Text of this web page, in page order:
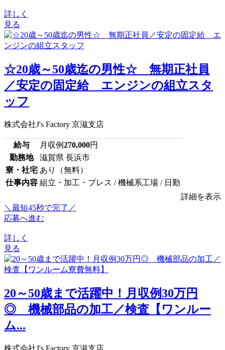
詳しく
見る
☆20歳～50歳迄の男性☆ 無期正社員
／安定の固定給 エンジンの組立スタ
ッフ
株式会社J's Factory 京滋支店
給与 月収例270,000円
勤務地
滋賀県 長浜市
寮・社宅 あり（無料）
仕事内容 組立・加工・プレス / 機械系工場 / 日勤
詳細を表示
＼最短45秒で完了／
応募へ進む
詳しく
見る
20～50歳まで活躍中！月収例30万円
◎ 機械部品の加工／検査【ワンルー
ム...
株式会社J's Factory 京滋支店